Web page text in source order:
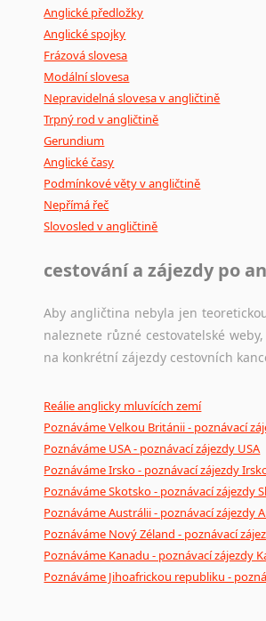
Anglické předložky
Anglické spojky
Frázová slovesa
Modální slovesa
Nepravidelná slovesa v angličtině
Trpný rod v angličtině
Gerundium
Anglické časy
Podmínkové věty v angličtině
Nepřímá řeč
Slovosled v angličtině
cestování a zájezdy po
Aby angličtina nebyla jen
naleznete různé cestovatelské
na konkrétní zájezdy cestovních
Reálie anglicky mluvících zemí
Poznáváme Velkou Británii - poznávací
Poznáváme USA - poznávací zájezdy USA
Poznáváme Irsko - poznávací zájezdy
Poznáváme Skotsko - poznávací zájezdy
Poznáváme Austrálii - poznávací zájezdy
Poznáváme Nový Zéland - poznávací
Poznáváme Kanadu - poznávací zájezdy
Poznáváme Jihoafrickou republiku -